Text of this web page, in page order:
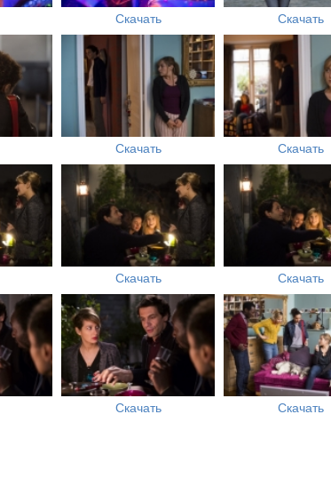
Скачать Скачать
Скачать Скачать
Скачать Скачать
Скачать Скачать